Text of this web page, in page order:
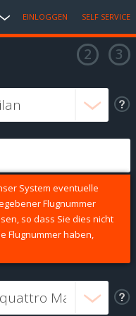
EINLOGGEN SELF SERVICE
System eventuelle
Flugnummer
so dass Sie dies nicht
Flugnummer haben,